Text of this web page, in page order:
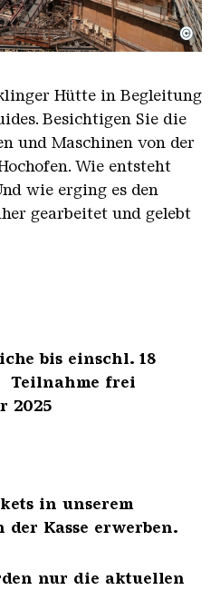
Völklinger Hütte mit
Völklinger Hütte | Karl
©
Hütte in Begleitung
Besichtigen Sie die
und Maschinen von der
Wie entsteht
wie erging es den
gearbeitet und gelebt
bis einschl. 18
frei
2025
in unserem
der Kasse erwerben.
nur die aktuellen